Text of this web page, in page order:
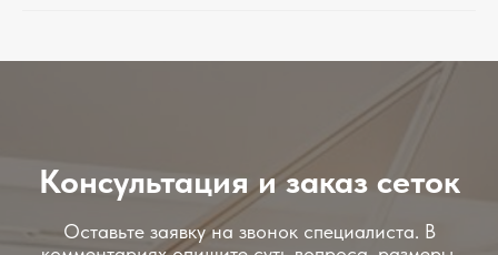
Консультация и заказ сеток
Оставьте заявку на звонок специалиста. В